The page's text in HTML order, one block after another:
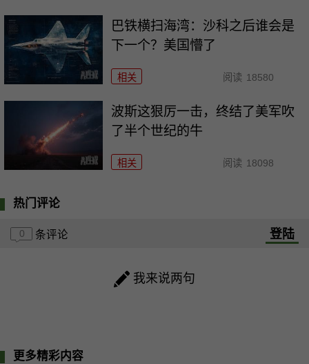
巴铁横扫海湾：沙科之后谁会是
下一个？美国懵了
相关 阅读 18580
波斯这狠厉一击，终结了美军吹
了半个世纪的牛
相关 阅读 18098
热门评论
0 条评论 登陆
我来说两句
更多精彩内容